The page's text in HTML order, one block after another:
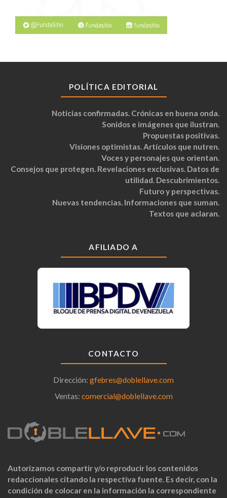
POLÍTICA EDITORIAL
Noticias confirmadas. Crónicas en buena onda.
Sonidos e imágenes que ilustran.
Propuestas positivas.
Visiones optimistas. Artículos que nutren.
Voces y personajes que orientan.
Consejos que protegen. Revelaciones exclusivas. Datos de
utilidad. Descubrimientos.
Futuro y perspectivas.
Nuevas tendencias. Informaciones que suman.
Textos que aclaran.
AFILIADO A
CONTACTO
Dirección: gfebres@doblellave.com
Ventas: comercial@doblellave.com
Autorizamos compartir y/o reproducir los contenidos
redaccionales citando la respectiva fuente. Es decir, con la
condición de colocar en la información la correspondiente